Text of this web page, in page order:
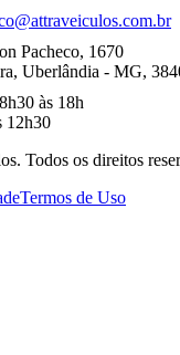
Pacheco, 1670
Uberlândia - MG,
às 18h
12h30
Todos os direitos
Termos de Uso